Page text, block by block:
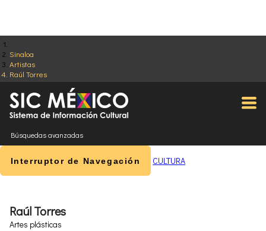
Sinaloa
Artistas
Raúl Torres
Búsquedas avanzadas
Interruptor de Navegación CULTURA
Raúl Torres
Artes plásticas